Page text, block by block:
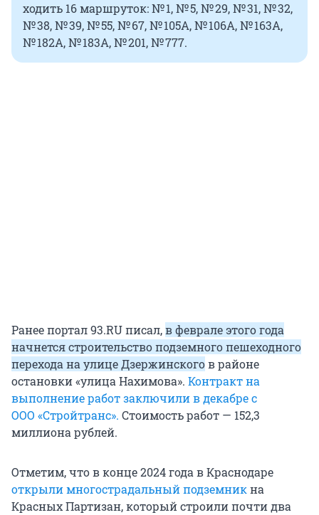
ходить 16 маршруток: № 1, № 5, № 29, № 31, № 32,
№ 38, № 39, № 55, № 67, № 105А, № 106А, № 163А,
№ 182А, № 183А, № 201, № 777.
Ранее портал 93.RU писал,в феврале этого года
начнется строительство подземного пешеходного
перехода на улице Дзержинскогов районе
остановки «улица Нахимова». Контракт на
выполнение работ заключили в декабре с
ООО «Стройтранс». Стоимость работ — 152,3
миллиона рублей.
Отметим, что в конце 2024 года в Краснодаре
открыли многострадальный подземникна
Красных Партизан, который строили почти два